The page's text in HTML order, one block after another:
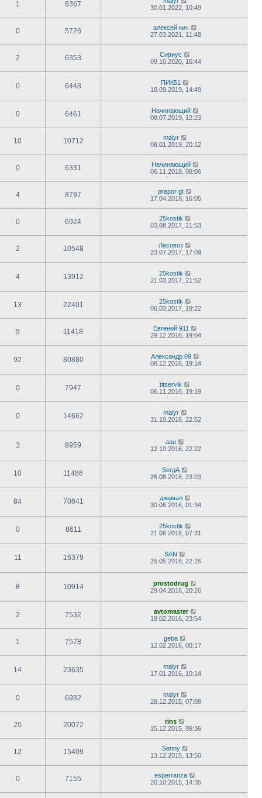
1 6367
30.01.2022, 10:49
0 5726
алексей кич
27.03.2021, 11:48
2 6353
Сириус
09.10.2020, 16:44
0 6448
ПИК51
18.09.2019, 14:49
0 6461
Начинающий
08.07.2019, 12:23
10 10712
malyr
08.01.2019, 20:12
0 6331
Начинающий
06.11.2018, 08:06
4 8797
prapor gt
17.04.2018, 16:05
0 6924
25kostik
03.08.2017, 21:53
2 10548
Лесовоз
23.07.2017, 17:09
4 13912
25kostik
21.03.2017, 21:52
13 22401
25kostik
06.03.2017, 19:22
9 11418
Евгений.911
29.12.2016, 19:04
92 80880
Александр 09
08.12.2016, 19:14
0 7947
titservik
06.11.2016, 19:19
0 14662
malyr
31.10.2016, 22:52
3 8959
aau
12.10.2016, 22:22
10 11486
SergA
26.08.2016, 23:03
84 70841
джамал
30.06.2016, 01:34
0 8611
25kostik
21.06.2016, 07:31
11 16379
SAN
25.05.2016, 22:26
8 10914
prostodrug
29.04.2016, 20:26
2 7532
avtomaster
19.02.2016, 23:54
1 7578
geba
12.02.2016, 00:17
14 23635
malyr
17.01.2016, 10:14
0 6932
malyr
28.12.2015, 07:08
20 20072
rins
15.12.2015, 09:36
12 15409
Senny
13.12.2015, 13:50
0 7155
esperranza
20.10.2015, 14:35